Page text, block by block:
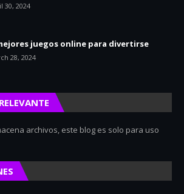
30, 2024
juegos online para divertirse
28, 2024
archivos, este blog es solo para uso